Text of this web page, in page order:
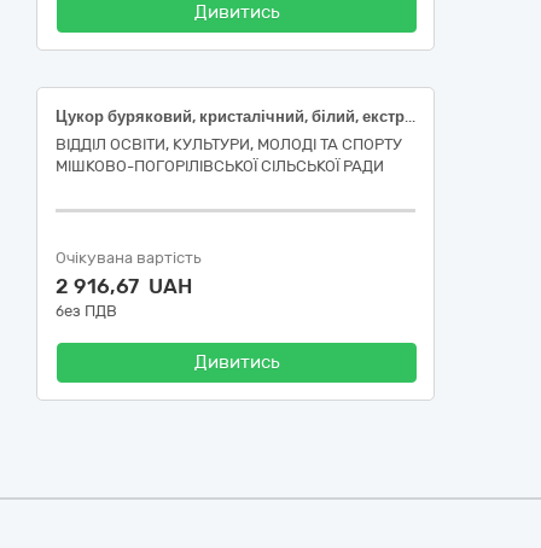
Дивитись
Цукор буряковий, кристалічний, білий, екстра категорії, ДСТУ 4623
ВІДДІЛ ОСВІТИ, КУЛЬТУРИ, МОЛОДІ ТА СПОРТУ
МІШКОВО-ПОГОРІЛІВСЬКОЇ СІЛЬСЬКОЇ РАДИ
Очікувана вартість
2 916,67 UAH
без ПДВ
Дивитись